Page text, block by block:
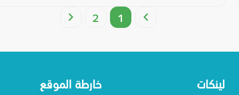
1
2
لينكات خارطة الموقع